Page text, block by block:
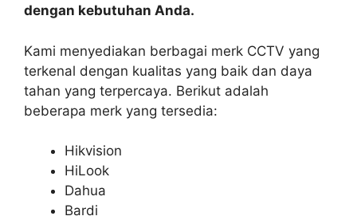
dengan kebutuhan Anda.
Kami menyediakan berbagai merk CCTV yang
terkenal dengan kualitas yang baik dan daya
tahan yang terpercaya. Berikut adalah
beberapa merk yang tersedia:
Hikvision
HiLook
Dahua
Bardi